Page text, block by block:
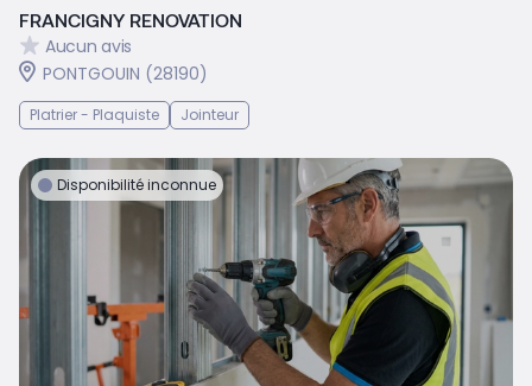
FRANCIGNY RENOVATION
Aucun avis
PONTGOUIN (28190)
Platrier - Plaquiste Jointeur
Disponibilité inconnue